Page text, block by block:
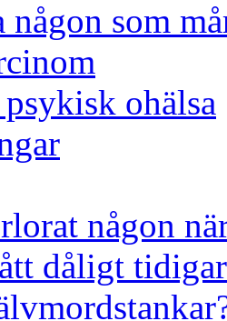
som
ohälsa
någon
dåligt